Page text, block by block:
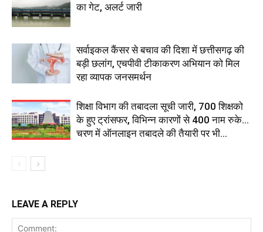
का गेट, अलर्ट जारी
सर्वाइकल कैंसर से बचाव की दिशा में छत्तीसगढ़ की
बड़ी छलांग, एचपीवी टीकाकरण अभियान को मिल
रहा व्यापक जनसमर्थन
शिक्षा विभाग की तबादला सूची जारी, 700 शिक्षको
के हुए ट्रांसफर, विभिन्न कारणों से 400 नाम रुके…
चरण में ऑनलाइन तबादले की तैयारी पर भी...
LEAVE A REPLY